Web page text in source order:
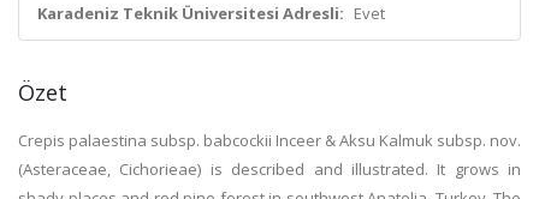
Karadeniz Teknik Üniversitesi Adresli: Evet
Özet
Crepis palaestina subsp. babcockii Inceer & Aksu Kalmuk subsp. nov.
(Asteraceae, Cichorieae) is described and illustrated. It grows in